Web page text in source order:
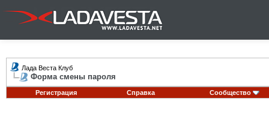
Лада Веста Клуб
Форма смены пароля
Регистрация Справка Сообщество